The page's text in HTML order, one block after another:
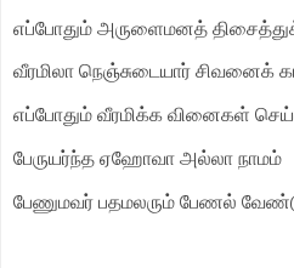
எப்போதும் அருளைமனத்
வீரமிலா நெஞ்சுடையார் சிவனைக்
எப்போதும் வீரமிக்க வினைகள்
பேருயர்ந்த ஏஹோவா அல்லா நாமம்
பேணுமவர் பதமலரும் பேணல்